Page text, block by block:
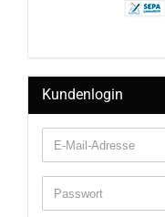
Kundenlogin